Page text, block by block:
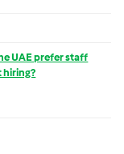
UAE prefer staff
hiring?